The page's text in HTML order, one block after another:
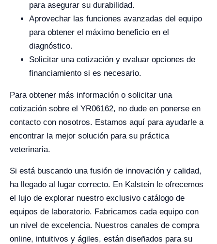
para asegurar su durabilidad.
Aprovechar las funciones avanzadas del equipo
para obtener el máximo beneficio en el
diagnóstico.
Solicitar una cotización y evaluar opciones de
financiamiento si es necesario.
Para obtener más información o solicitar una
cotización sobre el YR06162, no dude en ponerse en
contacto con nosotros. Estamos aquí para ayudarle a
encontrar la mejor solución para su práctica
veterinaria.
Si está buscando una fusión de innovación y calidad,
ha llegado al lugar correcto. En Kalstein le ofrecemos
el lujo de explorar nuestro exclusivo catálogo de
equipos de laboratorio. Fabricamos cada equipo con
un nivel de excelencia. Nuestros canales de compra
online, intuitivos y ágiles, están diseñados para su